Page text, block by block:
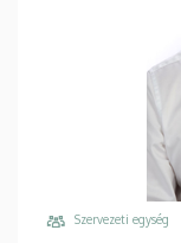
Szervezeti egység